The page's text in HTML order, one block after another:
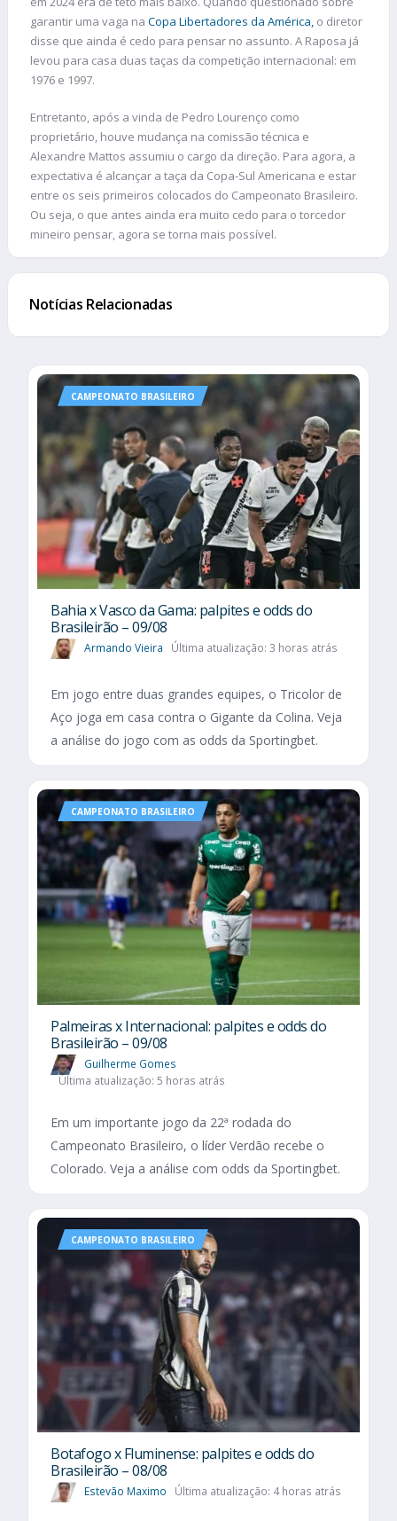
garantir uma vaga na Copa Libertadores da América, o diretor
disse que ainda é cedo para pensar no assunto. A Raposa já
levou para casa duas taças da competição internacional: em
1976 e 1997.
Entretanto, após a vinda de Pedro Lourenço como
proprietário, houve mudança na comissão técnica e
Alexandre Mattos assumiu o cargo da direção. Para agora, a
expectativa é alcançar a taça da Copa-Sul Americana e estar
entre os seis primeiros colocados do Campeonato Brasileiro.
Ou seja, o que antes ainda era muito cedo para o torcedor
mineiro pensar, agora se torna mais possível.
Notícias Relacionadas
CAMPEONATO BRASILEIRO
Bahia x Vasco da Gama: palpites e odds do
Brasileirão – 09/08
Armando Vieira Última atualização: 3 horas atrás
Em jogo entre duas grandes equipes, o Tricolor de
Aço joga em casa contra o Gigante da Colina. Veja
a análise do jogo com as odds da Sportingbet.
CAMPEONATO BRASILEIRO
Palmeiras x Internacional: palpites e odds do
Brasileirão – 09/08
Guilherme Gomes
Última atualização: 5 horas atrás
Em um importante jogo da 22ª rodada do
Campeonato Brasileiro, o líder Verdão recebe o
Colorado. Veja a análise com odds da Sportingbet.
CAMPEONATO BRASILEIRO
Botafogo x Fluminense: palpites e odds do
Brasileirão – 08/08
Estevão Maximo Última atualização: 4 horas atrás